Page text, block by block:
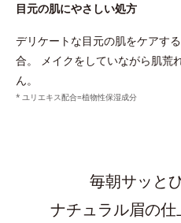
目元の肌にやさしい処方
デリケートな目元の肌をケアす
合。
メイクをしていながら肌荒
ん。
ユリエキス配合=植物性保湿成分
毎朝サッと
ナチュラル眉の仕